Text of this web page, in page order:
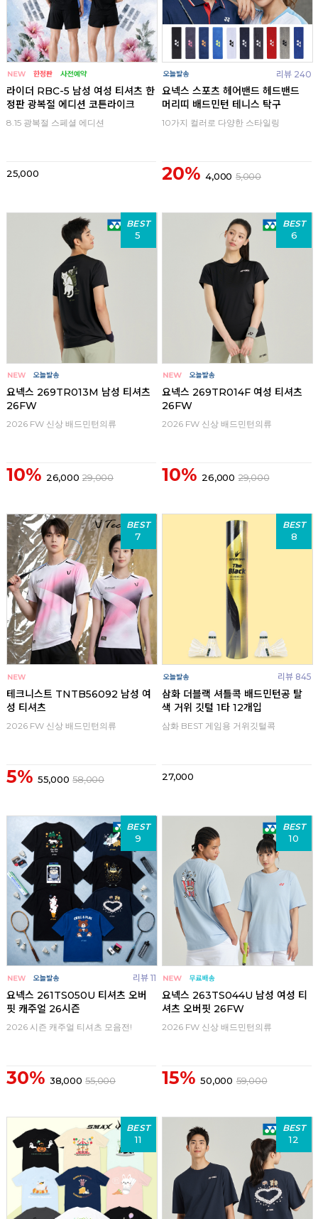
라이더 RBC-5 남성 여성 티셔츠 한
정판 광복절 에디션 코튼라이크
8.15 광복절 스페셜 에디션
25,000
리뷰 240
요넥스 스포츠 헤어밴드 헤드밴드
머리띠 배드민턴 테니스 탁구
10가지 컬러로 다양한 스타일링
20% 4,000 5,000
BEST
5
요넥스 269TR013M 남성 티셔츠
26FW
2026 FW 신상 배드민턴의류
10% 26,000 29,000
BEST
6
요넥스 269TR014F 여성 티셔츠
26FW
2026 FW 신상 배드민턴의류
10% 26,000 29,000
BEST
7
테크니스트 TNTB56092 남성 여
성 티셔츠
2026 FW 신상 배드민턴의류
5% 55,000 58,000
BEST
8
리뷰 845
삼화 더블랙 셔틀콕 배드민턴공 탈
색 거위 깃털 1타 12개입
삼화 BEST 게임용 거위깃털콕
27,000
BEST
9
리뷰 11
요넥스 261TS050U 티셔츠 오버
핏 캐주얼 26시즌
2026 시즌 캐주얼 티셔츠 모음전!
30% 38,000 55,000
BEST
10
요넥스 263TS044U 남성 여성 티
셔츠 오버핏 26FW
2026 FW 신상 배드민턴의류
15% 50,000 59,000
BEST
11
BEST
12